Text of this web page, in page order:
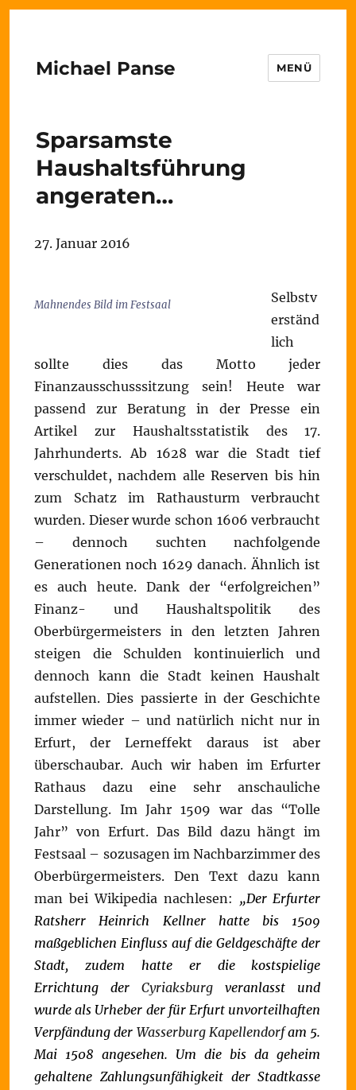
Michael Panse MENÜ
Sparsamste
Haushaltsführung
angeraten…
27. Januar 2016
Mahnendes Bild im Festsaal
Selbstv
erständ
lich
sollte dies das Motto jeder
Finanzausschusssitzung sein! Heute war
passend zur Beratung in der Presse ein
Artikel zur Haushaltsstatistik des 17.
Jahrhunderts. Ab 1628 war die Stadt tief
verschuldet, nachdem alle Reserven bis hin
zum Schatz im Rathausturm verbraucht
wurden. Dieser wurde schon 1606 verbraucht
– dennoch suchten nachfolgende
Generationen noch 1629 danach. Ähnlich ist
es auch heute. Dank der “erfolgreichen”
Finanz- und Haushaltspolitik des
Oberbürgermeisters in den letzten Jahren
steigen die Schulden kontinuierlich und
dennoch kann die Stadt keinen Haushalt
aufstellen. Dies passierte in der Geschichte
immer wieder – und natürlich nicht nur in
Erfurt, der Lerneffekt daraus ist aber
überschaubar. Auch wir haben im Erfurter
Rathaus dazu eine sehr anschauliche
Darstellung. Im Jahr 1509 war das “Tolle
Jahr” von Erfurt. Das Bild dazu hängt im
Festsaal – sozusagen im Nachbarzimmer des
Oberbürgermeisters. Den Text dazu kann
man bei Wikipedia nachlesen: „Der Erfurter
Ratsherr Heinrich Kellner hatte bis 1509
maßgeblichen Einfluss auf die Geldgeschäfte der
Stadt, zudem hatte er die kostspielige
Errichtung derCyriaksburg veranlasst und
wurde als Urheber der für Erfurt unvorteilhaften
Verpfändung der Wasserburg Kapellendorfam 5.
Mai 1508 angesehen. Um die bis da geheim
gehaltene Zahlungsunfähigkeit der Stadtkasse